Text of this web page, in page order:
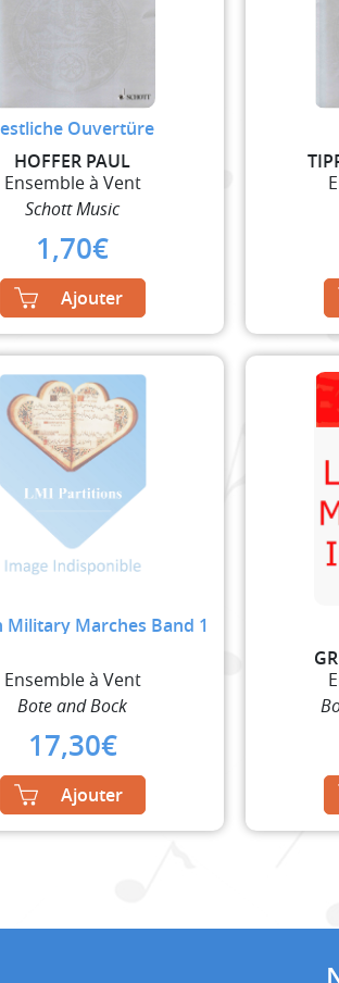
Ouvertüre
HOFFER PAUL
Ensemble à Vent
Schott Music
1,70€
Ajouter
Military Marches Band 1
Ensemble à Vent
Bote and Bock
17,30€
Ajouter